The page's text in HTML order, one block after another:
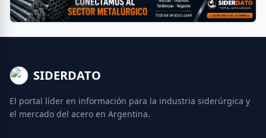
SIDERDATO
El portal líder en información para la industria siderúrgica y
el mercado del acero en Argentina.